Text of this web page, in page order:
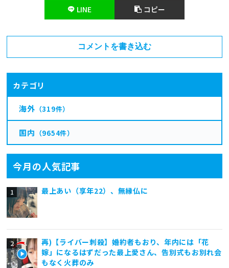
LINE
コピー
コメントを書き込む
カテゴリ
海外 （319件）
国内 （9654件）
今月の人気記事
最上あい（享年22）、無縁仏に
再)【ライバー刺殺】婚約者もおり、年内には「花
嫁」になるはずだった最上愛さん、告別式もお別れ会
もなく火葬のみ